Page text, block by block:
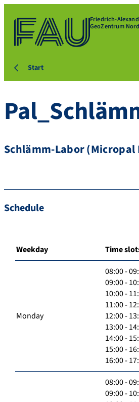
Friedrich-
GeoZentrum
Start
Schlämm-Labor (Micropal
Schedule
Weekday Time
Monday
08:00 -
09:00 -
10:00 -
11:00 -
12:00 -
13:00 -
14:00 -
15:00 -
16:00 -
08:00 -
09:00 -